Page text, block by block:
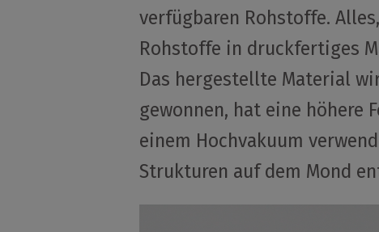
verfügbaren Rohstoffe.
Rohstoffe in druckfertiges
Das hergestellte Material
gewonnen, hat eine höhere
einem Hochvakuum
Strukturen auf dem Mond